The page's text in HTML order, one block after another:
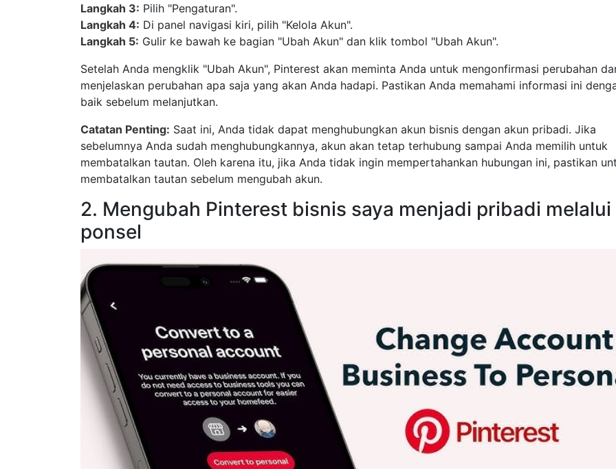
Langkah 3: Pilih "Pengaturan".
Langkah 4: Di panel navigasi kiri, pilih "Kelola Akun".
Langkah 5: Gulir ke bawah ke bagian "Ubah Akun" dan klik tombol "Ubah Akun".
Setelah Anda mengklik "Ubah Akun", Pinterest akan meminta Anda untuk mengonfirmasi perubahan
menjelaskan perubahan apa saja yang akan Anda hadapi. Pastikan Anda memahami informasi ini
baik sebelum melanjutkan.
Catatan Penting: Saat ini, Anda tidak dapat menghubungkan akun bisnis dengan akun pribadi. Jika
sebelumnya Anda sudah menghubungkannya, akun akan tetap terhubung sampai Anda memilih untuk
membatalkan tautan. Oleh karena itu, jika Anda tidak ingin mempertahankan hubungan ini, pastikan
membatalkan tautan sebelum mengubah akun.
2. Mengubah Pinterest bisnis saya menjadi pribadi melalui
ponsel